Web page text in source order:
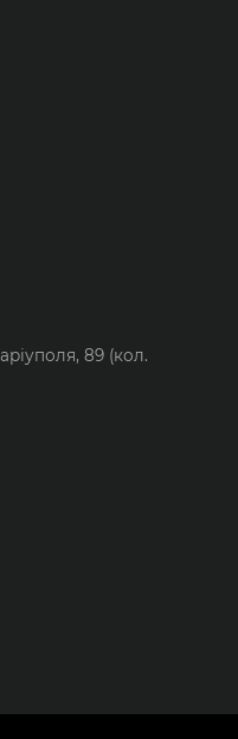
89 (кол.